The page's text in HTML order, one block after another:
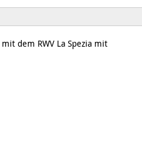
dem RWV La Spezia mit